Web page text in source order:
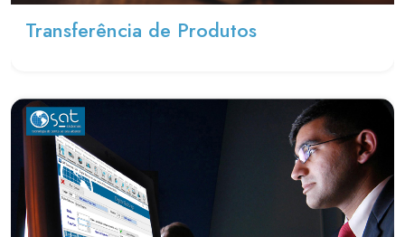
Transferência de Produtos